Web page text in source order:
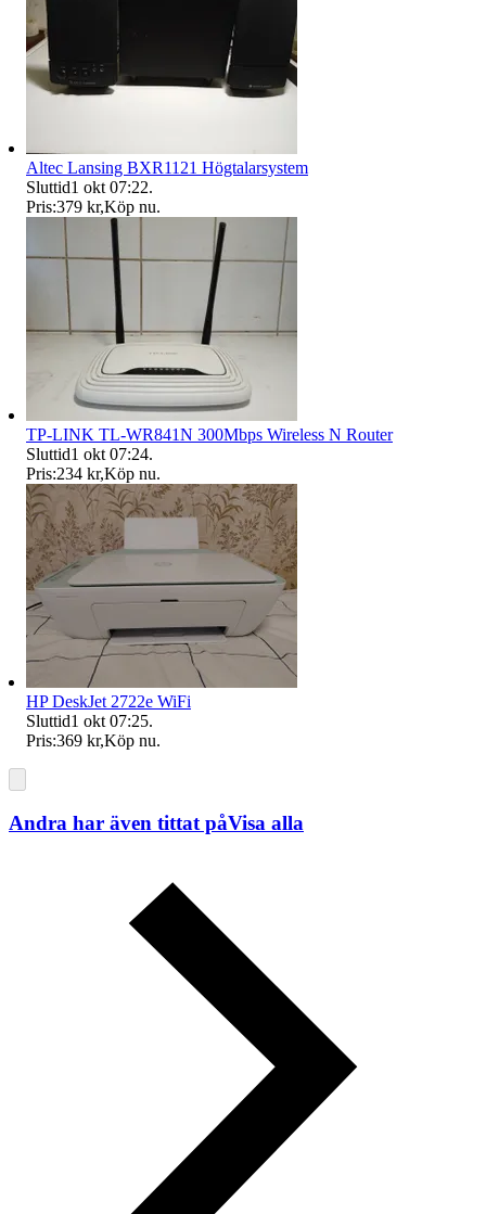
Altec Lansing BXR1121 Högtalarsystem
Sluttid1 okt 07:22.
Pris:379 kr,Köp nu.
TP-LINK TL-WR841N 300Mbps Wireless N Router
Sluttid1 okt 07:24.
Pris:234 kr,Köp nu.
HP DeskJet 2722e WiFi
Sluttid1 okt 07:25.
Pris:369 kr,Köp nu.
Andra har även tittat påVisa alla